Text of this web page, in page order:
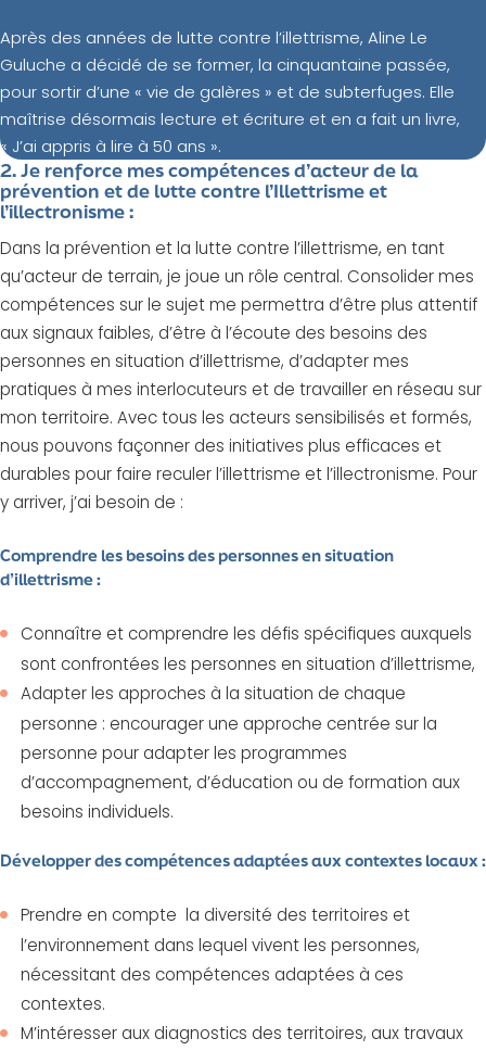
Après des années de lutte contre l’illettrisme, Aline Le
Guluche a décidé de se former, la cinquantaine passée,
pour sortir d’une « vie de galères » et de subterfuges. Elle
maîtrise désormais lecture et écriture et en a fait un livre,
« J’ai appris à lire à 50 ans ».
2. Je renforce mes compétences d’acteur de la
prévention et de lutte contre l’Illettrisme et
l’illectronisme :
Dans la prévention et la lutte contre l’illettrisme, en tant
qu’acteur de terrain, je joue un rôle central. Consolider mes
compétences sur le sujet me permettra d’être plus attentif
aux signaux faibles, d’être à l’écoute des besoins des
personnes en situation d’illettrisme, d’adapter mes
pratiques à mes interlocuteurs et de travailler en réseau sur
mon territoire. Avec tous les acteurs sensibilisés et formés,
nous pouvons façonner des initiatives plus efficaces et
durables pour faire reculer l’illettrisme et l’illectronisme. Pour
y arriver, j’ai besoin de :
Comprendre les besoins des personnes en situation
d’illettrisme :
Connaître et comprendre les défis spécifiques auxquels
sont confrontées les personnes en situation d’illettrisme,
Adapter les approches à la situation de chaque
personne : encourager une approche centrée sur la
personne pour adapter les programmes
d’accompagnement, d’éducation ou de formation aux
besoins individuels.
Développer des compétences adaptées aux contextes locaux :
Prendre en compte la diversité des territoires et
l’environnement dans lequel vivent les personnes,
nécessitant des compétences adaptées à ces
contextes.
M’intéresser aux diagnostics des territoires, aux travaux